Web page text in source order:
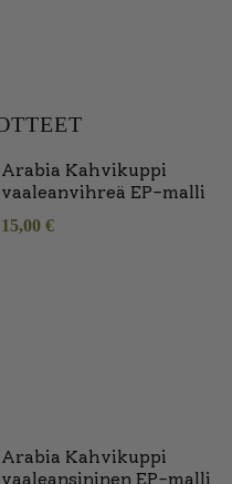
Arabia Kahvikuppi
vaaleanvihreä EP-malli
15,00 €
Arabia Kahvikuppi
vaaleansininen EP-malli